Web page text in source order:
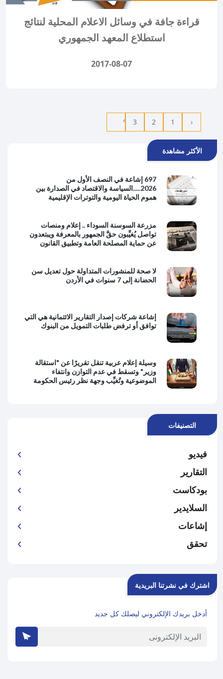
قراءة جافة في وسائل الاعلام المحلية لنتائج
استطلاع المعهد الجمهوري
2017-08-07
‹
1
2
3
›
الأكثر مشاهدة
697 إشاعة في النصف الأول من
2026.....السياسة والاقتصاد في الصدارة بين
هموم الحياة اليومية والتوترات الإقليمية
مزرعة السوسنة السوداء .. إعلام ومنصات
تواصل يُغيِّبون حقَّ الجمهور بالمعرفة ويبتعدون
عن حماية المصلحة العامة وتطبيق القانون
لا صحة للمنشورات المتداولة حول تعديل سن
الحضانة إلى 7 سنوات في الأردن
إشاعة شركات إصدار التقارير الائتمانية هي التي
توافق أو ترفض طلبات التمويل من البنوك
وسيلة إعلام عربية تنقل تقريرًا عن "استقالة
وزير" وتسقط في عدم التوازن وانتفاء
الموضوعية وتُغيِّب وجهة نظر رئيس الحكومة
التصنيفات
فيديو
التقارير
بودكاست
السلايدير
إشاعات
تحقق
اشترك في نشرتنا البريدية
أدخل بريدك الإلكتروني ليصلك كل جديد